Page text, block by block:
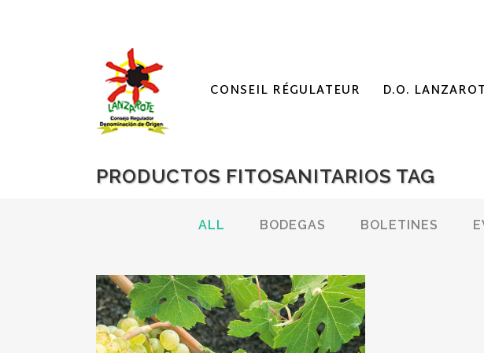
CONSEIL RÉGULATEUR D.O.
PRODUCTOS FITOSANITARIOS TAG
ALL BODEGAS BOLETINES